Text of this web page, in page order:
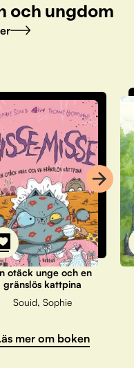
och ungdom
otäck unge och en
gränslös kattpina
Souid, Sophie
mer om boken